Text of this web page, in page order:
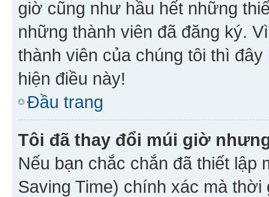
giờ cũng như hầu hết những
những thành viên đã đăng ký.
thành viên của chúng tôi thì
hiện điều này!
Đầu trang
Tôi đã thay đổi múi giờ
Nếu bạn chắc chắn đã thiết lập
Saving Time) chính xác mà